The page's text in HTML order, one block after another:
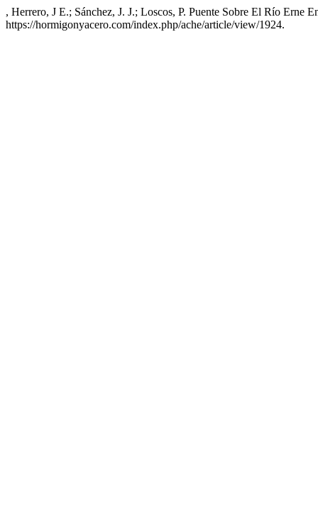
, Herrero, J E.; Sánchez, J. J.; Loscos, P. Puente Sobre El Río Erne
https://hormigonyacero.com/index.php/ache/article/view/1924.